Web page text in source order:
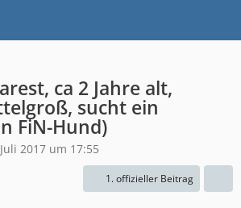
ca 2 Jahre alt,
sucht ein
FiN-Hund)
2017 um 17:55
1. offizieller Beitrag